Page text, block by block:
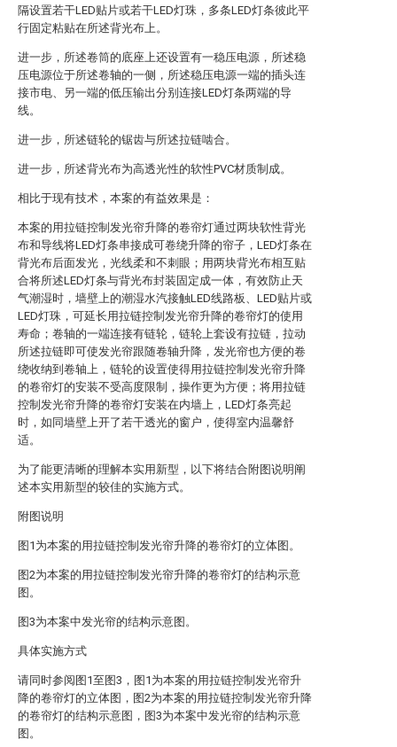
隔设置若干LED贴片或若干LED灯珠，多条LED灯条彼此平
行固定粘贴在所述背光布上。
进一步，所述卷筒的底座上还设置有一稳压电源，所述稳
压电源位于所述卷轴的一侧，所述稳压电源一端的插头连
接市电、另一端的低压输出分别连接LED灯条两端的导
线。
进一步，所述链轮的锯齿与所述拉链啮合。
进一步，所述背光布为高透光性的软性PVC材质制成。
相比于现有技术，本案的有益效果是：
本案的用拉链控制发光帘升降的卷帘灯通过两块软性背光
布和导线将LED灯条串接成可卷绕升降的帘子，LED灯条在
背光布后面发光，光线柔和不刺眼；用两块背光布相互贴
合将所述LED灯条与背光布封装固定成一体，有效防止天
气潮湿时，墙壁上的潮湿水汽接触LED线路板、LED贴片或
LED灯珠，可延长用拉链控制发光帘升降的卷帘灯的使用
寿命；卷轴的一端连接有链轮，链轮上套设有拉链，拉动
所述拉链即可使发光帘跟随卷轴升降，发光帘也方便的卷
绕收纳到卷轴上，链轮的设置使得用拉链控制发光帘升降
的卷帘灯的安装不受高度限制，操作更为方便；将用拉链
控制发光帘升降的卷帘灯安装在内墙上，LED灯条亮起
时，如同墙壁上开了若干透光的窗户，使得室内温馨舒
适。
为了能更清晰的理解本实用新型，以下将结合附图说明阐
述本实用新型的较佳的实施方式。
附图说明
图1为本案的用拉链控制发光帘升降的卷帘灯的立体图。
图2为本案的用拉链控制发光帘升降的卷帘灯的结构示意
图。
图3为本案中发光帘的结构示意图。
具体实施方式
请同时参阅图1至图3，图1为本案的用拉链控制发光帘升
降的卷帘灯的立体图，图2为本案的用拉链控制发光帘升降
的卷帘灯的结构示意图，图3为本案中发光帘的结构示意
图。